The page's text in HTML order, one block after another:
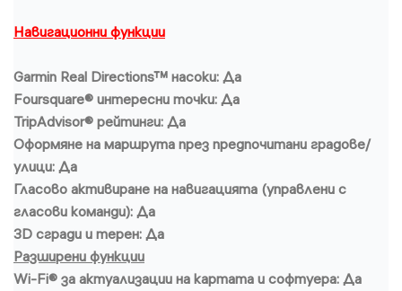
Навигационни функции
Garmin Real Directions™ насоки: Да
Foursquare® интересни точки: Да
TripAdvisor® рейтинги: Да
Оформяне на маршрута през предпочитани градове/
улици: Да
Гласово активиране на навигацията (управлени с
гласови команди): Да
3D сгради и терен: Да
Разширени функции
Wi-Fi® за актуализации на картата и софтуера: Да